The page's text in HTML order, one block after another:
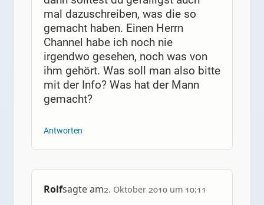
mal dazuschreiben, was die so
gemacht haben. Einen Herrn
Channel habe ich noch nie
irgendwo gesehen, noch was von
ihm gehört. Was soll man also bitte
mit der Info? Was hat der Mann
gemacht?
Antworten
Rolfsagte am2. Oktober 2010 um 10:11